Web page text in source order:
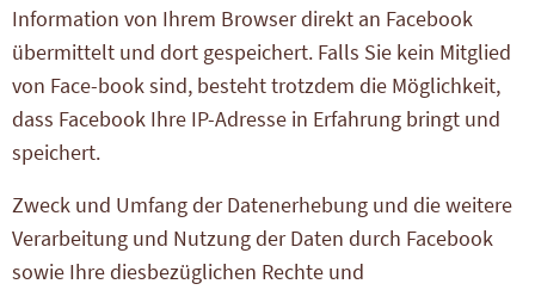
Information von Ihrem Browser direkt an Facebook
übermittelt und dort gespeichert. Falls Sie kein Mitglied
von Face-book sind, besteht trotzdem die Möglichkeit,
dass Facebook Ihre IP-Adresse in Erfahrung bringt und
speichert.
Zweck und Umfang der Datenerhebung und die weitere
Verarbeitung und Nutzung der Daten durch Facebook
sowie Ihre diesbezüglichen Rechte und